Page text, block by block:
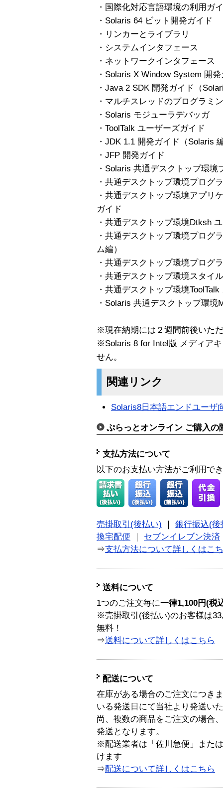
・国際化対応言語環境の利用ガ
・Solaris 64 ビット開発ガイド
・リンカーとライブラリ
・システムインタフェース
・ネットワークインタフェース
・Solaris X Window System 開
・Java 2 SDK 開発ガイド（
・マルチスレッドのプログラミ
・Solaris モジューラデバッガ
・ToolTalk ユーザーズガイド
・JDK 1.1 開発ガイド（Solaris
・JFP 開発ガイド
・Solaris 共通デスクトップ環
・共通デスクトップ環境プログ
・共通デスクトップ環境アプリ
ガイド
・共通デスクトップ環境Dtksh
・共通デスクトップ環境プログ
ム編）
・共通デスクトップ環境プログ
・共通デスクトップ環境スタイ
・共通デスクトップ環境
・Solaris 共通デスクトップ環境
※現在納期には２週間前後いた
※Solaris 8 for Intel版 メディア
せん。
関連リンク
Solaris8日本語エンドユーザ
ぷらっとオンライン ご購入の
支払方法について
以下のお支払い方法がご利用で
売掛取引(後払い)
銀行振込(後
換宅配便
セブンイレブン決済
⇒支払方法について詳しくはこ
送料について
1つのご注文毎に一律1,100円(税
※売掛取引(後払い)のお客様は
無料！
⇒送料について詳しくはこちら
配送について
在庫がある場合のご注文につき
いる発送日にて当社より発送い
尚、複数の商品をご注文の場合
発送となります。
※配送業者は「佐川急便」また
けます
⇒配送について詳しくはこちら